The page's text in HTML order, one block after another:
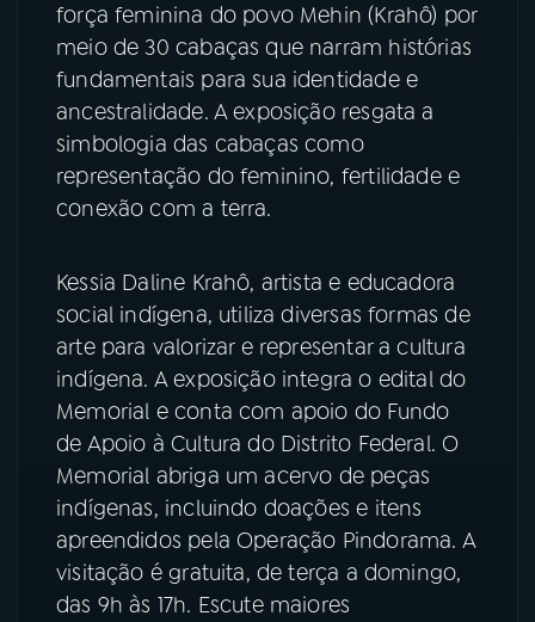
08FESTIVAL DE MÚSICA
ACOMPANHE A RÁDIO NACIONAL
YouTube Facebook
Instagram
força feminina do povo Mehin (Krahô) por
meio de 30 cabaças que narram histórias
fundamentais para sua identidade e
ancestralidade. A exposição resgata a
simbologia das cabaças como
representação do feminino, fertilidade e
conexão com a terra.
Kessia Daline Krahô, artista e educadora
social indígena, utiliza diversas formas de
arte para valorizar e representar a cultura
indígena. A exposição integra o edital do
Memorial e conta com apoio do Fundo
de Apoio à Cultura do Distrito Federal. O
Memorial abriga um acervo de peças
indígenas, incluindo doações e itens
apreendidos pela Operação Pindorama. A
visitação é gratuita, de terça a domingo,
das 9h às 17h. Escute maiores